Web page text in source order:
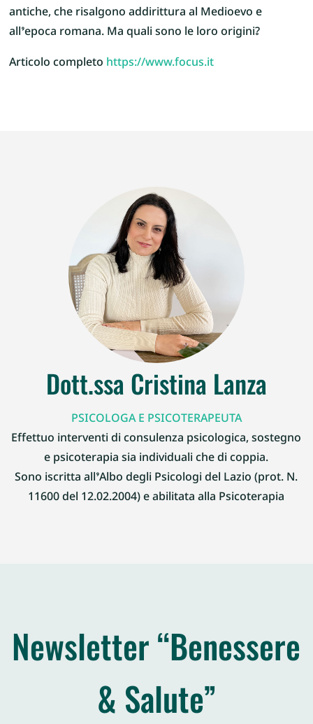
antiche, che risalgono addirittura al Medioevo e
all’epoca romana. Ma quali sono le loro origini?
Articolo completohttps://www.focus.it
Dott.ssa Cristina Lanza
PSICOLOGA E PSICOTERAPEUTA
Effettuo interventi di consulenza psicologica, sostegno
e psicoterapia sia individuali che di coppia.
Sono iscritta all’Albo degli Psicologi del Lazio (prot. N.
11600 del 12.02.2004) e abilitata alla Psicoterapia
Newsletter “Benessere
& Salute”